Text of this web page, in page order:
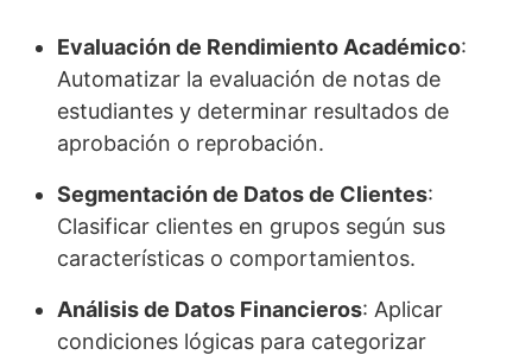
Evaluación de Rendimiento Académico:
Automatizar la evaluación de notas de
estudiantes y determinar resultados de
aprobación o reprobación.
Segmentación de Datos de Clientes:
Clasificar clientes en grupos según sus
características o comportamientos.
Análisis de Datos Financieros: Aplicar
condiciones lógicas para categorizar